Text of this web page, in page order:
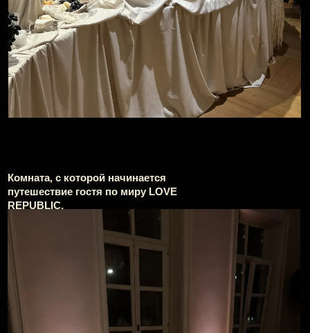
ткань, где подавали специальное
меню коктейлей.
Следующая комната усадьбы, в которой когда-то
находилась парадная столовая, была посвящена
гедонизму. Поэтому здесь в центре зала
разместили четырехметровый стол с роскошным
сет-дизайном: пирамидой из креманок с игристым,
фантазийными десертами, скульптурами, цветами.